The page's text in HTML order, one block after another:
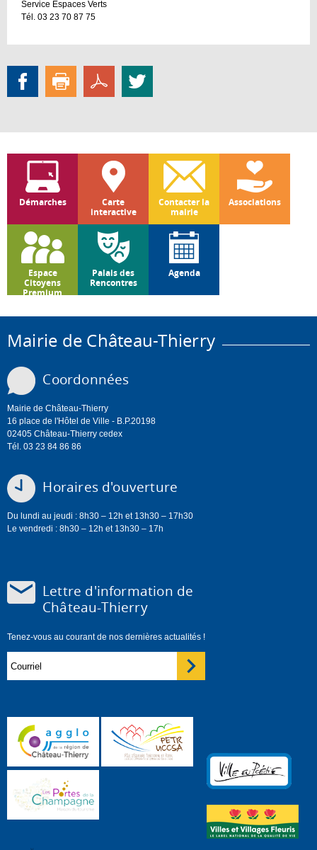
Service Espaces Verts
Tél. 03 23 70 87 75
Démarches
Carte
interactive
Contacter la
mairie
Associations
Espace
Citoyens
Premium
Palais des
Rencontres
Agenda
Mairie de Château-Thierry
Coordonnées
Mairie de Château-Thierry
16 place de l'Hôtel de Ville - B.P.20198
02405 Château-Thierry cedex
Tél. 03 23 84 86 86
Horaires d'ouverture
Du lundi au jeudi : 8h30 – 12h et 13h30 – 17h30
Le vendredi : 8h30 – 12h et 13h30 – 17h
Lettre d'information de
Château-Thierry
Tenez-vous au courant de nos dernières actualités !